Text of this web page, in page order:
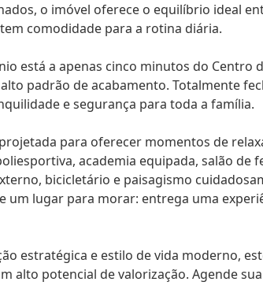
o imóvel oferece o equilíbrio ideal
comodidade para a rotina diária.
está a apenas cinco minutos do Centro
padrão de acabamento. Totalmente
e segurança para toda a família.
para oferecer momentos de
academia equipada, salão de
bicicletário e paisagismo
lugar para morar: entrega uma
estratégica e estilo de vida moderno,
alto potencial de valorização. Agende